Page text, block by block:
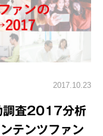
2017.10.23
調査2017分析
テンツファン